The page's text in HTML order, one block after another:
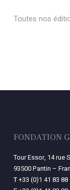
Toutes nos
FONDATION
Tour Essor, 14 rue
93500 Pantin –
T+33 (0)1 41 83 88